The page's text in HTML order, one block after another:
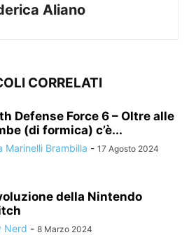
Aliano
CORRELATI
Defense Force 6 – Oltre alle
(di formica) c’è...
Marinelli Brambilla - 17 Agosto 2024
della Nintendo
Nerd - 8 Marzo 2024